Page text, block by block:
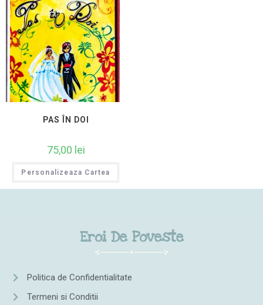
PAS ÎN DOI
75,00 lei
Personalizeaza Cartea
Eroi De Poveste
Politica de Confidentialitate
Termeni si Conditii